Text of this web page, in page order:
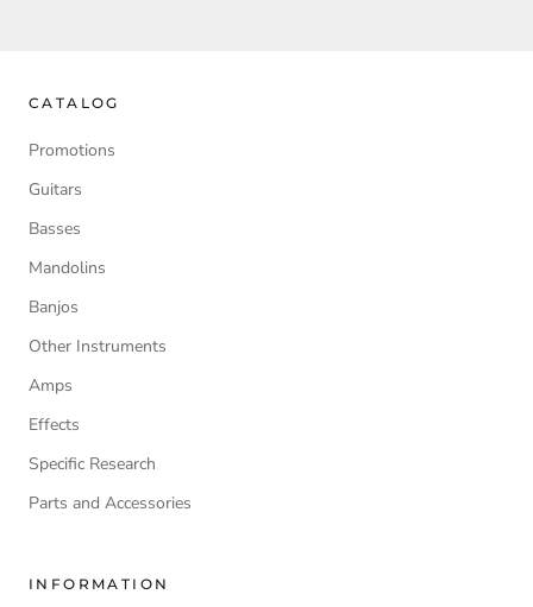
CATALOG
Promotions
Guitars
Basses
Mandolins
Banjos
Other Instruments
Amps
Effects
Specific Research
Parts and Accessories
INFORMATION